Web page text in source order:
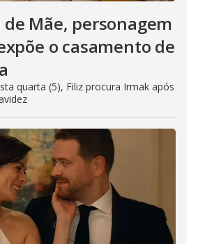
de Mãe, personagem
o casamento de
quarta (5), Filiz procura Irmak após